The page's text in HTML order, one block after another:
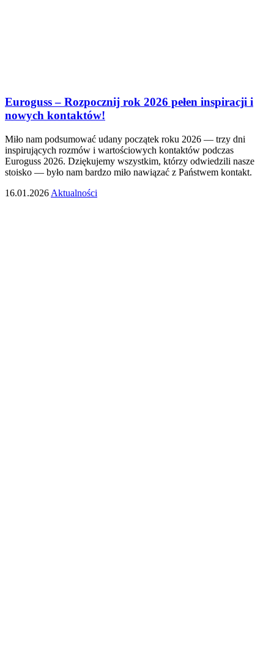
Euroguss – Rozpocznij rok 2026 pełen inspiracji i
nowych kontaktów!
Miło nam podsumować udany początek roku 2026 — trzy dni
inspirujących rozmów i wartościowych kontaktów podczas
Euroguss 2026. Dziękujemy wszystkim, którzy odwiedzili nasze
stoisko — było nam bardzo miło nawiązać z Państwem kontakt.
16.01.2026 Aktualności